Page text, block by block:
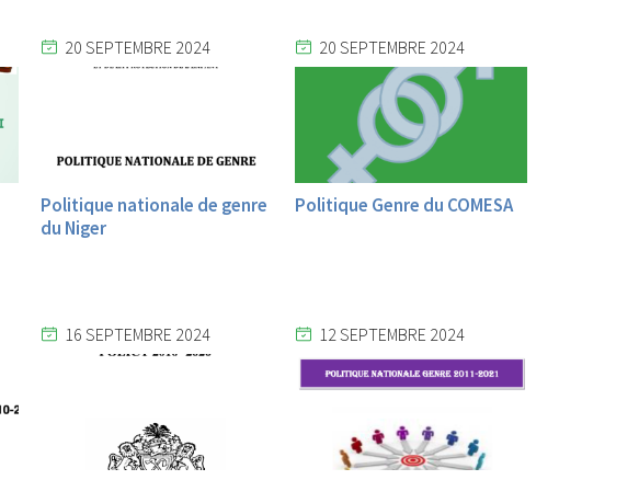
20 SEPTEMBRE 2024
Politique nationale de genre
du Niger
20 SEPTEMBRE 2024
Politique Genre du COMESA
16 SEPTEMBRE 2024 12 SEPTEMBRE 2024